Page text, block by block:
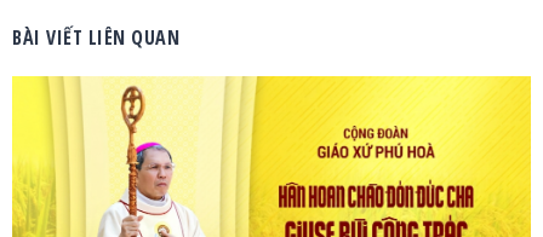
BÀI VIẾT LIÊN QUAN